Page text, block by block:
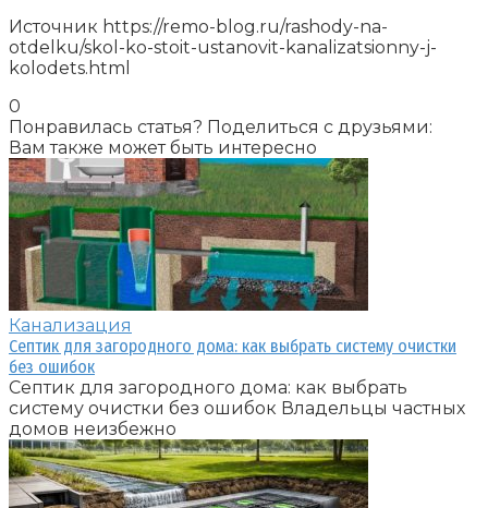
Источник https://remo-blog.ru/rashody-na-
otdelku/skol-ko-stoit-ustanovit-kanalizatsionny-j-
kolodets.html
0
Понравилась статья? Поделиться с друзьями:
Вам также может быть интересно
Канализация
Септик для загородного дома: как выбрать систему очистки
без ошибок
Септик для загородного дома: как выбрать
систему очистки без ошибок Владельцы частных
домов неизбежно